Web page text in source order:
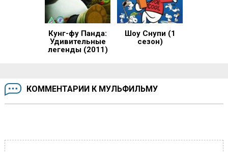
Кунг-фу Панда:
Удивительные
легенды (2011)
Шоу Снупи (1
сезон)
КОММЕНТАРИИ К МУЛЬФИЛЬМУ